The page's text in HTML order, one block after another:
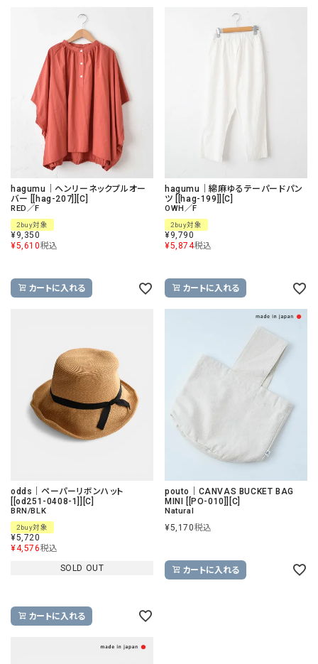
hagumu｜ヘンリーネックプルオー
バー [[hag-207]][C]
RED／F
2buy対象
¥9,350
¥5,610税込
カートに入れる
hagumu｜綿麻ゆるテーパードパン
ツ [[hag-199]][C]
OWH／F
2buy対象
¥9,790
¥5,874税込
カートに入れる
odds｜ペーパーリボンハット
[[od251-0408-1]][C]
BRN/BLK
2buy対象
¥5,720
¥4,576税込
SOLD OUT
カートに入れる
pouto｜CANVAS BUCKET BAG
MINI [[PO-010]][C]
Natural
¥5,170税込
カートに入れる